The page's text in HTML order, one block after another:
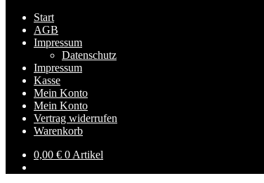
Start
AGB
Impressum
Datenschutz
Impressum
Kasse
Mein Konto
Mein Konto
Vertrag widerrufen
Warenkorb
0,00 € 0 Artikel